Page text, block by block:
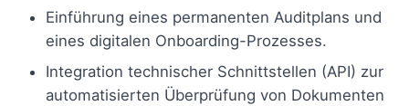
Einführung eines permanenten Auditplans und
eines digitalen Onboarding-Prozesses.
Integration technischer Schnittstellen (API) zur
automatisierten Überprüfung von Dokumenten